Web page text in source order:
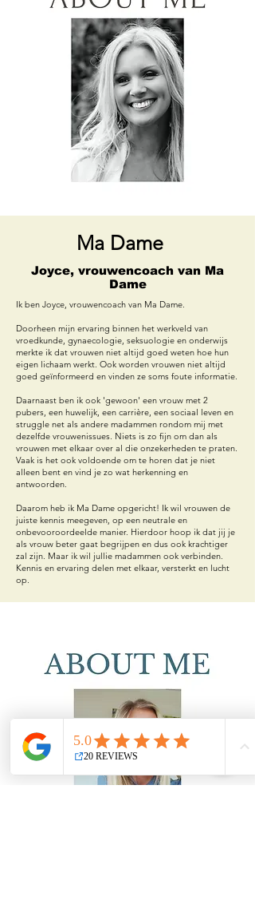
Ma Dame
Joyce, vrouwencoach van Ma
Dame
Ik ben Joyce, vrouwencoach van Ma Dame.
Doorheen mijn ervaring binnen het werkveld van
vroedkunde, gynaecologie, seksuologie en onderwijs
merkte ik dat vrouwen niet altijd goed weten hoe hun
eigen lichaam werkt. Ook worden vrouwen niet altijd
goed geïnformeerd en vinden ze soms foute informatie.
​Daarnaast ben ik ook 'gewoon' een vrouw met 2
pubers, een huwelijk, een carrière, een sociaal leven en
struggle net als andere madammen rondom mij met
dezelfde vrouwenissues. Niets is zo fijn om dan als
vrouwen met elkaar over al die onzekerheden te praten.
Vaak is het ook voldoende om te horen dat je niet
alleen bent en vind je zo wat herkenning en
antwoorden.
Daarom heb ik Ma Dame opgericht! Ik wil vrouwen de
juiste kennis meegeven, op een neutrale en
onbevooroordeelde manier. Hierdoor hoop ik dat jij je
als vrouw beter gaat begrijpen en dus ook krachtiger
zal zijn. Maar ik wil jullie madammen ook verbinden.
Kennis en ervaring delen met elkaar, versterkt en lucht
op.